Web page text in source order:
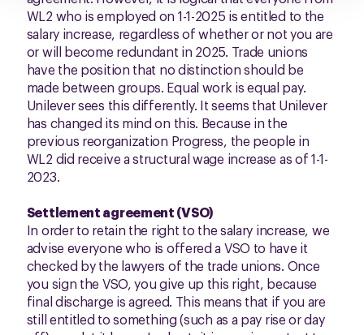
WL2 who is employed on 1-1-2025 is entitled to the
salary increase, regardless of whether or not you are
or will become redundant in 2025. Trade unions
have the position that no distinction should be
made between groups. Equal work is equal pay.
Unilever sees this differently. It seems that Unilever
has changed its mind on this. Because in the
previous reorganization Progress, the people in
WL2 did receive a structural wage increase as of 1-1-
2023.
Settlement agreement (VSO)
In order to retain the right to the salary increase, we
advise everyone who is offered a VSO to have it
checked by the lawyers of the trade unions. Once
you sign the VSO, you give up this right, because
final discharge is agreed. This means that if you are
still entitled to something (such as a pay rise or day